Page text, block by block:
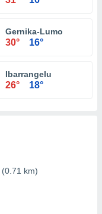
Gernika-Lumo
30° 16°
Ibarrangelu
26° 18°
(0.71 km)